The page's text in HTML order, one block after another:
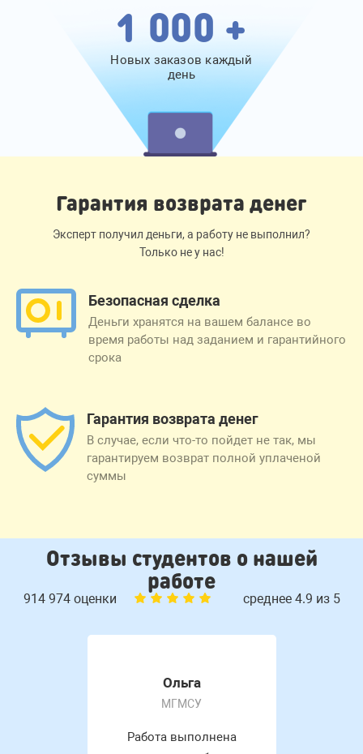
1 000 +
Новых заказов каждый
день
Гарантия возврата денег
Эксперт получил деньги, а работу не выполнил?
Только не у нас!
Безопасная сделка
Деньги хранятся на вашем балансе во
время работы над заданием и гарантийного
срока
Гарантия возврата денег
В случае, если что-то пойдет не так, мы
гарантируем возврат полной уплаченой
суммы
Отзывы студентов о нашей
работе
914 974 оценки среднее 4.9 из 5
Ольга
МГМСУ
Работа выполнена